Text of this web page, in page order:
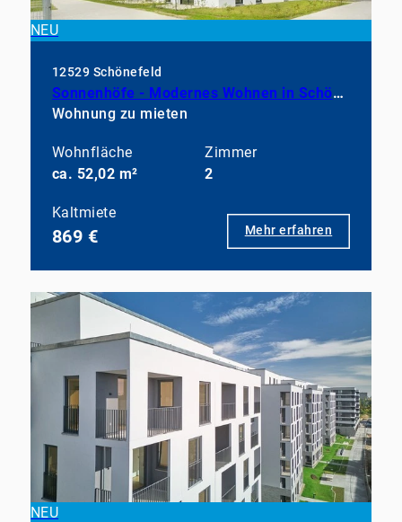
NEU
12529 Schönefeld
Sonnenhöfe - Modernes Wohnen in Schönefeld
Wohnung zu mieten
Wohnfläche
ca. 52,02 m²
Zimmer
2
Kaltmiete
869 € Mehr erfahren
NEU